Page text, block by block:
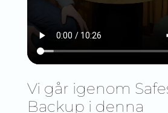
Vi går igenom
Backup i denna